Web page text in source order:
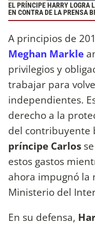
EL PRÍNCIPE HARRY LOGRA
EN CONTRA DE LA PRENSA
A principios de
Meghan Markle
privilegios y
trabajar para
independientes.
derecho a la
del contribuyente
príncipe Carlos
estos gastos
ahora impugnó la
Ministerio del
En su defensa,